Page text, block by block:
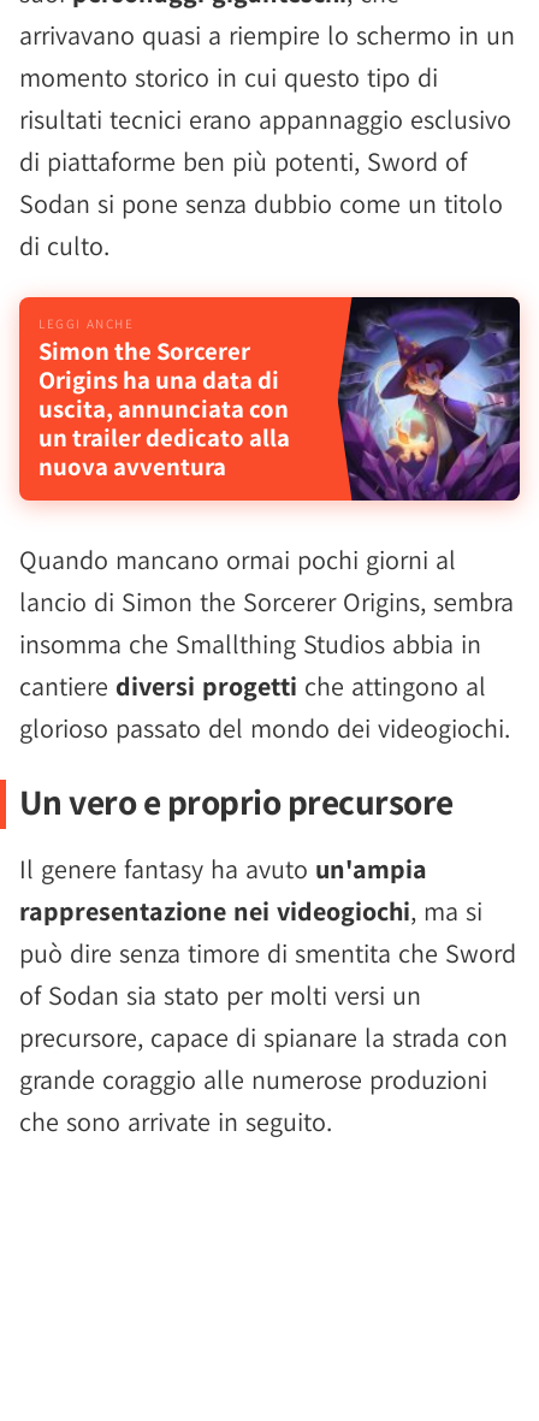
arrivavano quasi a riempire lo schermo in un
momento storico in cui questo tipo di
risultati tecnici erano appannaggio esclusivo
di piattaforme ben più potenti, Sword of
Sodan si pone senza dubbio come un titolo
di culto.
Simon the Sorcerer
Origins ha una data di
uscita, annunciata con
un trailer dedicato alla
nuova avventura
Quando mancano ormai pochi giorni al
lancio di Simon the Sorcerer Origins, sembra
insomma che Smallthing Studios abbia in
cantiere diversi progetti che attingono al
glorioso passato del mondo dei videogiochi.
Un vero e proprio precursore
Il genere fantasy ha avuto un'ampia
rappresentazione nei videogiochi, ma si
può dire senza timore di smentita che Sword
of Sodan sia stato per molti versi un
precursore, capace di spianare la strada con
grande coraggio alle numerose produzioni
che sono arrivate in seguito.